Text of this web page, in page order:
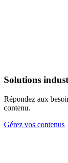
Solutions
Répondez aux
contenu.
Gérez vos contenus